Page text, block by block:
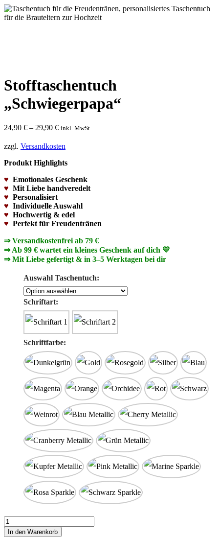
Stofftaschentuch
„Schwiegerpapa“
24,90 € – 29,90 € inkl. MwSt
zzgl. Versandkosten
Produkt Highlights
♥ Emotionales Geschenk
♥ Mit Liebe handveredelt
♥ Personalisiert
♥ Individuelle Auswahl
♥ Hochwertig & edel
♥ Perfekt für Freudentränen
⇒ Versandkostenfrei ab 79 €
⇒ Ab 99 € wartet ein kleines Geschenk auf dich 💛
⇒ Mit Liebe gefertigt & in 3–5 Werktagen bei dir
Auswahl Taschentuch:
Schriftart:
Schriftfarbe:
Stofftaschentuch
"Schwiegerpapa"
In den Warenkorb